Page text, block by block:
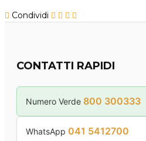
Condividi
CONTATTI RAPIDI
Numero Verde 800 300333
WhatsApp 041 5412700